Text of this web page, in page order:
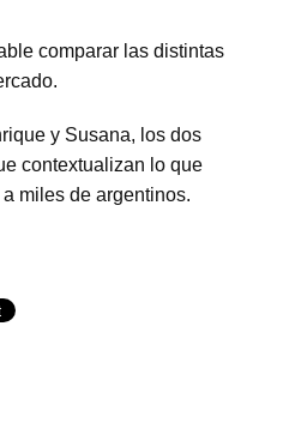
comparar las distintas
y Susana, los dos
contextualizan lo que
miles de argentinos.